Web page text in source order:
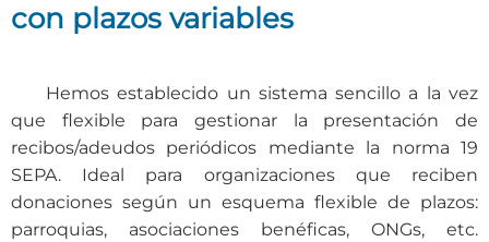
con plazos variables
Hemos establecido un sistema sencillo a la vez
que flexible para gestionar la presentación de
recibos/adeudos periódicos mediante la norma 19
SEPA. Ideal para organizaciones que reciben
donaciones según un esquema flexible de plazos:
parroquias, asociaciones benéficas, ONGs, etc.